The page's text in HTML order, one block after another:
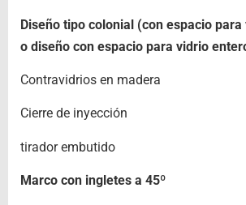
Diseño tipo colonial (con espacio
o diseño con espacio para vidrio
Contravidrios en madera
Cierre de inyección
tirador embutido
Marco con ingletes a 45º